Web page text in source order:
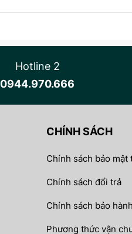
Hotline 2
0944.970.666
CHÍNH SÁCH
Chính sách bảo mật
Chính sách đổi trả
Chính sách bảo hành
Phương thức vận